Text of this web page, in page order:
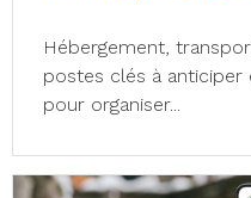
Hébergement,
postes clés à
pour organiser...